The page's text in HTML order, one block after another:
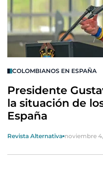
COLOMBIANOS EN ESPAÑA
Presidente
la situación de
España
Revista Alternativa noviembre